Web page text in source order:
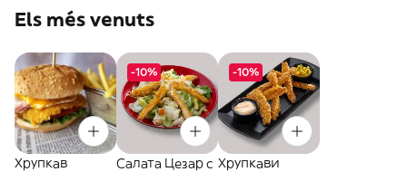
Els més venuts
Хрупкав
-10%
Салата Цезар с
-10%
Хрупкави